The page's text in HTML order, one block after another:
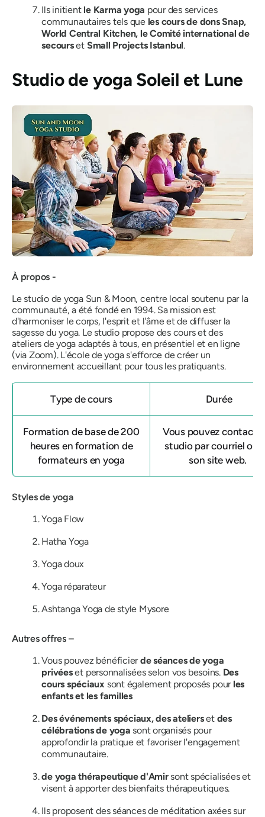
Ils initientle Karma yoga pour des services
communautaires tels que les cours de dons Snap,
World Central Kitchen, le Comité international de
secourset Small Projects Istanbul.
Studio de yoga Soleil et Lune
À propos -
Le studio de yoga Sun & Moon, centre local soutenu par la
communauté, a été fondé en 1994. Sa mission est
d'harmoniser le corps, l'esprit et l'âme et de diffuser la
sagesse du yoga. Le studio propose des cours et des
ateliers de yoga adaptés à tous, en présentiel et en ligne
(via Zoom). L'école de yoga s'efforce de créer un
environnement accueillant pour tous les pratiquants.
Type de cours Durée
Formation de base de 200
heures en formation de
formateurs en yoga
Vous pouvez
studio par courriel ou
son site web.
Styles de yoga
Yoga Flow
Hatha Yoga
Yoga doux
Yoga réparateur
Ashtanga Yoga de style Mysore
Autres offres –
Vous pouvez bénéficierde séances de yoga
privéeset personnalisées selon vos besoins. Des
cours spéciaux sont également proposés pour les
enfants et les familles
Des événements spéciaux, des atelierset des
célébrations de yoga sont organisés pour
approfondir la pratique et favoriser l'engagement
communautaire.
de yoga thérapeutique d'Amirsont spécialisées et
visent à apporter des bienfaits thérapeutiques.
Ils proposent des séances de méditation axées sur